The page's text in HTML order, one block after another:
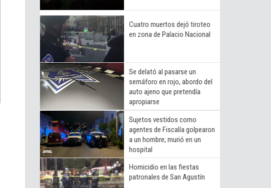
Cuatro muertos dejó tiroteo
en zona de Palacio Nacional
Se delató al pasarse un
semáforo en rojo, abordo del
auto ajeno que pretendía
apropiarse
Sujetos vestidos como
agentes de Fiscalía golpearon
a un hombre; murió en un
hospital
Homicidio en las fiestas
patronales de San Agustín